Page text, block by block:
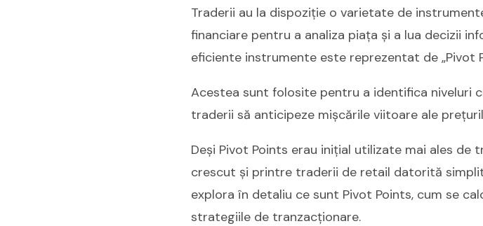
Traderii au la dispoziție o varietate de
financiare pentru a analiza piața și a lua decizii
eficiente instrumente este reprezentat de „Pivot
Acestea sunt folosite pentru a identifica niveluri
traderii să anticipeze mișcările viitoare ale
Deși Pivot Points erau inițial utilizate mai ales
crescut și printre traderii de retail datorită
explora în detaliu ce sunt Pivot Points, cum se
strategiile de tranzacționare.